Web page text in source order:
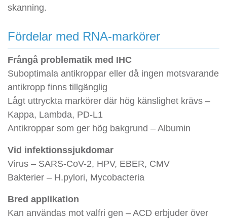
skanning.
Fördelar med RNA-markörer
Frångå problematik med IHC
Suboptimala antikroppar eller då ingen motsvarande
antikropp finns tillgänglig
Lågt uttryckta markörer där hög känslighet krävs –
Kappa, Lambda, PD-L1
Antikroppar som ger hög bakgrund – Albumin
Vid infektionssjukdomar
Virus – SARS-CoV-2, HPV, EBER, CMV
Bakterier – H.pylori, Mycobacteria
Bred applikation
Kan användas mot valfri gen – ACD erbjuder över